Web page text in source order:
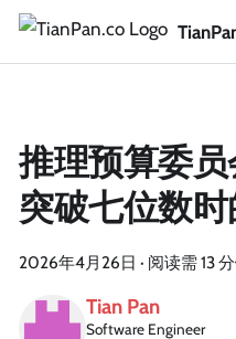
推理预算委员
突破七位数
2026年4月26日 · 阅读需 13
Tian Pan
Software Engineer